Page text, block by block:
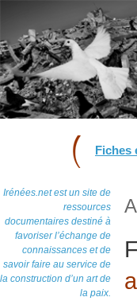
Fiches
Irénées.net est un site de
ressources
documentaires destiné à
favoriser l’échange de
connaissances et de
savoir faire au service de
la construction d’un art de
la paix.